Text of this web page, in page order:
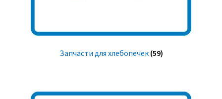
Запчасти для хлебопечек (59)